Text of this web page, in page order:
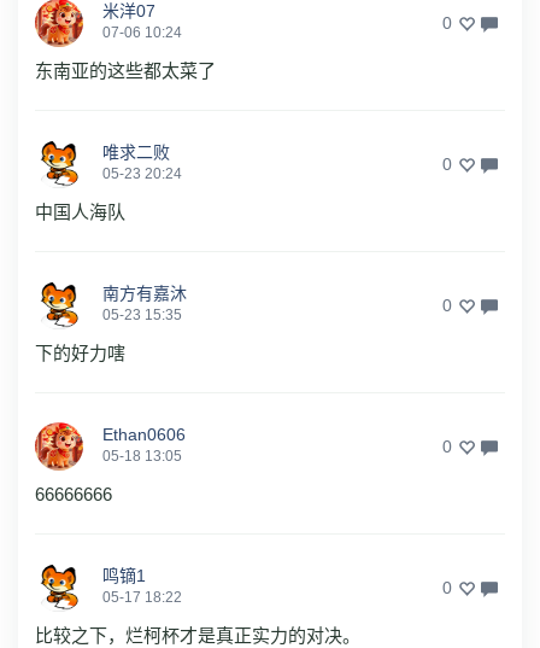
米洋07
07-06 10:24 0
东南亚的这些都太菜了
唯求二败
05-23 20:24 0
中国人海队
南方有嘉沐
05-23 15:35 0
下的好力嗐
Ethan0606
05-18 13:05 0
66666666
鸣镝1
05-17 18:22 0
比较之下，烂柯杯才是真正实力的对决。